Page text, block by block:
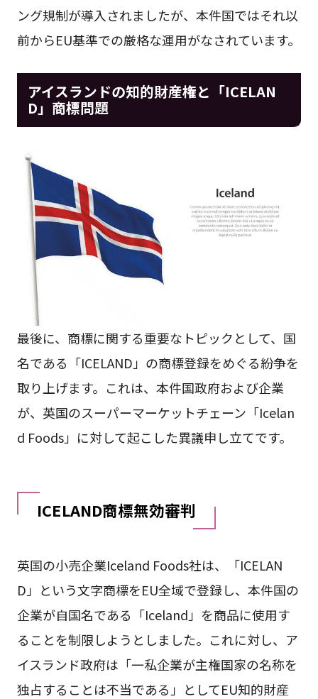
ング規制が導入されましたが、本件国ではそれ以
前からEU基準での厳格な運用がなされています。
アイスランドの知的財産権と「ICELAN
D」商標問題
最後に、商標に関する重要なトピックとして、国
名である「ICELAND」の商標登録をめぐる紛争を
取り上げます。これは、本件国政府および企業
が、英国のスーパーマーケットチェーン「Icelan
d Foods」に対して起こした異議申し立てです。
ICELAND商標無効審判
英国の小売企業Iceland Foods社は、「ICELAN
D」という文字商標をEU全域で登録し、本件国の
企業が自国名である「Iceland」を商品に使用す
ることを制限しようとしました。これに対し、ア
イスランド政府は「一私企業が主権国家の名称を
独占することは不当である」としてEU知的財産